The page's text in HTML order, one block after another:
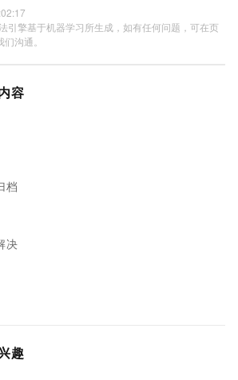
引擎基于机器学习所生成，如有任何问题，可在页
沟通。
容
档
决
趣